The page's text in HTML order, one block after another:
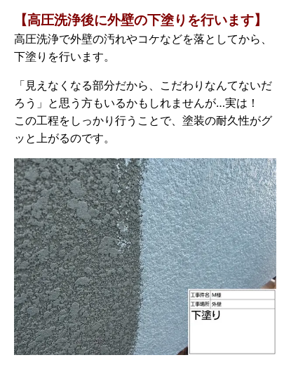
【高圧洗浄後に外壁の下塗りを行います】
高圧洗浄で外壁の汚れやコケなどを落としてから、
下塗りを行います。
「見えなくなる部分だから、こだわりなんてないだ
ろう」と思う方もいるかもしれませんが…実は！
この工程をしっかり行うことで、塗装の耐久性がグ
ッと上がるのです。